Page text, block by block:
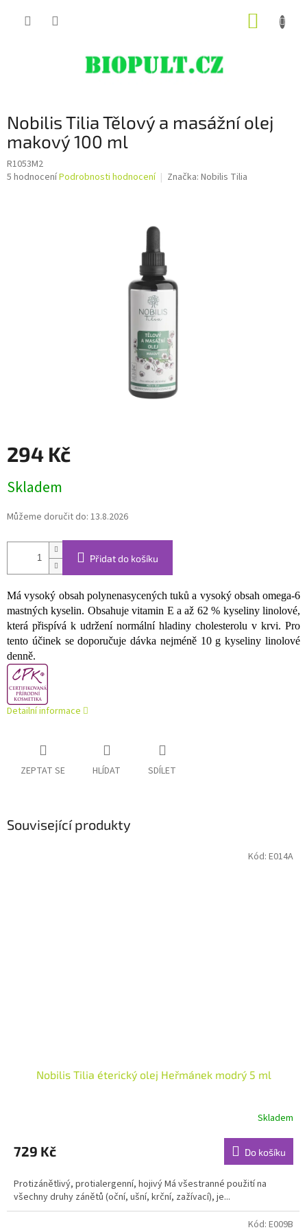
Nobilis Tilia Tělový a masážní olej
makový 100 ml
R1053M2
Průměrné
5 hodnoceníPodrobnosti hodnocení Značka: Nobilis Tilia
294 Kč
cena:
Skladem
Můžeme doručit do: 13.8.2026
Přidat do košíku
Má vysoký obsah polynenasycených tuků a vysoký obsah omega-6
mastných kyselin. Obsahuje vitamin E a až 62 % kyseliny linolové,
která přispívá k udržení normální hladiny cholesterolu v krvi. Pro
tento účinek se doporučuje dávka nejméně 10 g kyseliny linolové
denně.
Detailní informace
ZEPTAT SE HLÍDAT SDÍLET
Související produkty
Nobilis Tilia éterický olej Heřmánek modrý 5 ml
produktu
je
z
5
hvězdiček.
Skladem
729 Kč Do košíku
Protizánětlivý, protialergenní, hojivý Má všestranné použití na
všechny druhy zánětů (oční, ušní, krční, zažívací), je...
Kód: E014A
Kód: E009B